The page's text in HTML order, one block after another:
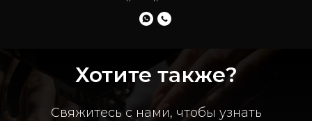
Хотите также?
Свяжитесь с нами, чтобы узнать